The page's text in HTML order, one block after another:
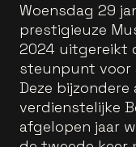
Woensdag 29
prestigieuze
2024 uitgereikt
steunpunt voor
Deze
verdienstelijke
afgelopen jaar